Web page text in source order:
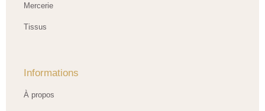
Mercerie
Tissus
Informations
À propos